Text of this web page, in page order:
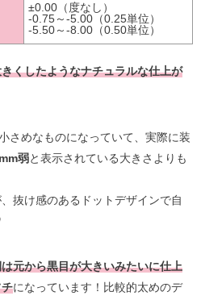
±0.00（度なし）
-0.75～-5.00（0.25単位）
-5.50～-8.00（0.50単位）
くしたようなナチュラルな仕上が
さめなものになっていて、実際に装
弱と表示されている大きさよりも
抜け感のあるドットデザインで自
元から黒目が大きいみたいに仕上
になっています！比較的太めのデ